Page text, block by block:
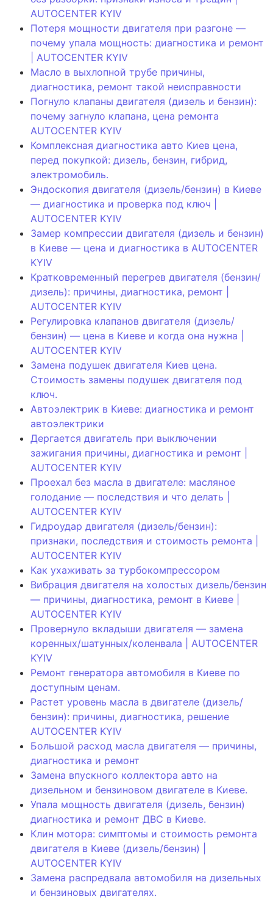
AUTOCENTER KYIV
Потеря мощности двигателя при разгоне —
почему упала мощность: диагностика и ремонт
| AUTOCENTER KYIV
Масло в выхлопной трубе причины,
диагностика, ремонт такой неисправности
Погнуло клапаны двигателя (дизель и бензин):
почему загнуло клапана, цена ремонта
AUTOCENTER KYIV
Комплексная диагностика авто Киев цена,
перед покупкой: дизель, бензин, гибрид,
электромобиль.
Эндоскопия двигателя (дизель/бензин) в Киеве
— диагностика и проверка под ключ |
AUTOCENTER KYIV
Замер компрессии двигателя (дизель и бензин)
в Киеве — цена и диагностика в AUTOCENTER
KYIV
Кратковременный перегрев двигателя (бензин/
дизель): причины, диагностика, ремонт |
AUTOCENTER KYIV
Регулировка клапанов двигателя (дизель/
бензин) — цена в Киеве и когда она нужна |
AUTOCENTER KYIV
Замена подушек двигателя Киев цена.
Стоимость замены подушек двигателя под
ключ.
Автоэлектрик в Киеве: диагностика и ремонт
автоэлектрики
Дергается двигатель при выключении
зажигания причины, диагностика и ремонт |
AUTOCENTER KYIV
Проехал без масла в двигателе: масляное
голодание — последствия и что делать |
AUTOCENTER KYIV
Гидроудар двигателя (дизель/бензин):
признаки, последствия и стоимость ремонта |
AUTOCENTER KYIV
Как ухаживать за турбокомпрессором
Вибрация двигателя на холостых дизель/бензин
— причины, диагностика, ремонт в Киеве |
AUTOCENTER KYIV
Провернуло вкладыши двигателя — замена
коренных/шатунных/коленвала | AUTOCENTER
KYIV
Ремонт генератора автомобиля в Киеве по
доступным ценам.
Растет уровень масла в двигателе (дизель/
бензин): причины, диагностика, решение
AUTOCENTER KYIV
Большой расход масла двигателя — причины,
диагностика и ремонт
Замена впускного коллектора авто на
дизельном и бензиновом двигателе в Киеве.
Упала мощность двигателя (дизель, бензин)
диагностика и ремонт ДВС в Киеве.
Клин мотора: симптомы и стоимость ремонта
двигателя в Киеве (дизель/бензин) |
AUTOCENTER KYIV
Замена распредвала автомобиля на дизельных
и бензиновых двигателях.